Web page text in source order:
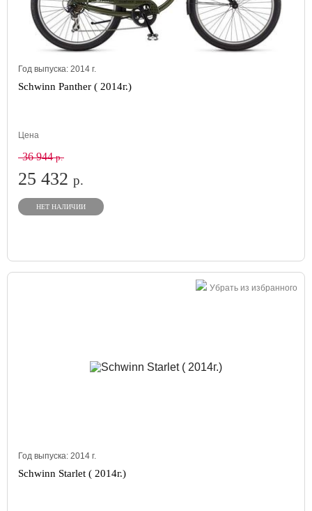
Год выпуска: 2014 г.
Schwinn Panther ( 2014г.)
Цена
36 944р.
25 432 р.
НЕТ НАЛИЧИИ
Убрать из избранного
Год выпуска: 2014 г.
Schwinn Starlet ( 2014г.)